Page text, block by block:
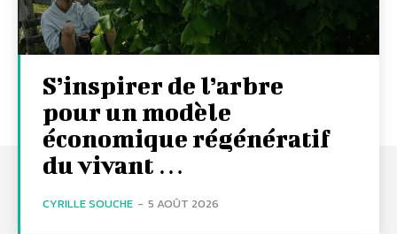
S’inspirer de l’arbre
pour un modèle
économique régénératif
du vivant …
CYRILLE SOUCHE - 5 AOÛT 2026